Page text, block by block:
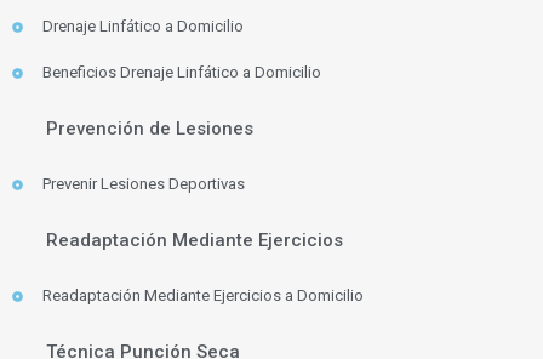
Drenaje Linfático a Domicilio
Beneficios Drenaje Linfático a Domicilio
Prevención de Lesiones
Prevenir Lesiones Deportivas
Readaptación Mediante Ejercicios
Readaptación Mediante Ejercicios a Domicilio
Técnica Punción Seca